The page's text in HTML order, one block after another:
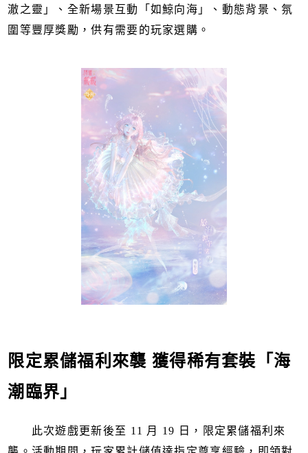
澈之靈」、全新場景互動「如鯨向海」、動態背景、氛
圍等豐厚獎勵，供有需要的玩家選購。
限定累儲福利來襲 獲得稀有套裝「海
潮臨界」
此次遊戲更新後至 11 月 19 日，限定累儲福利來